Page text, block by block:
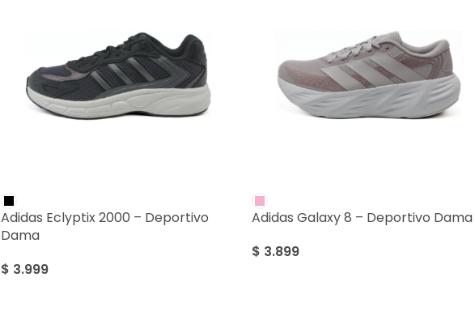
Adidas Eclyptix 2000 – Deportivo
Dama
$ 3.999
Adidas Galaxy 8 – Deportivo Dama
$ 3.899